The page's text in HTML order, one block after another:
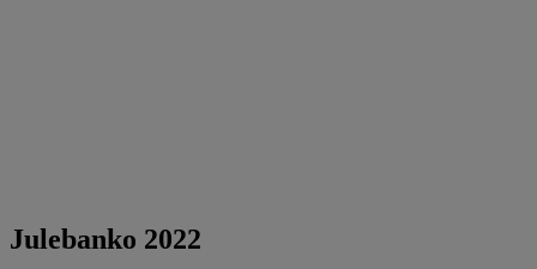
Julebanko 2022